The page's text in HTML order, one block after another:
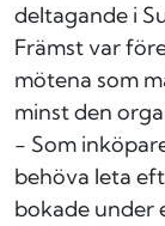
deltagande i
Främst var
mötena som
minst den
- Som
behöva leta
bokade under